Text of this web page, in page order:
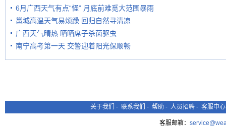
6月广西天气有点“怪” 月底前难觅大范围暴雨
邕城高温天气易烦躁 回归自然寻清凉
广西天气晴热 晒晒席子杀菌驱虫
南宁高考第一天 交警迎着阳光保顺畅
关于我们 - 联系我们 - 帮助 - 人员招聘 - 客服中心
客服邮箱：